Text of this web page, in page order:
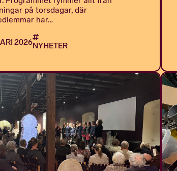
på torsdagar, där
har…
2026NYHETER